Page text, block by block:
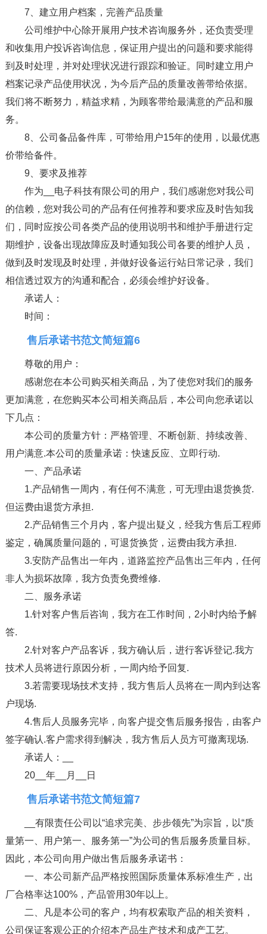
7、建立用户档案，完善产品质量
公司维护中心除开展用户技术咨询服务外，还负责受理
和收集用户投诉咨询信息，保证用户提出的问题和要求能得
到及时处理，并对处理状况进行跟踪和验证。同时建立用户
档案记录产品使用状况，为今后产品的质量改善带给依据。
我们将不断努力，精益求精，为顾客带给最满意的产品和服
务。
8、公司备品备件库，可带给用户15年的使用，以最优惠
价带给备件。
9、要求及推荐
作为__电子科技有限公司的用户，我们感谢您对我公司
的信赖，您对我公司的产品有任何推荐和要求应及时告知我
们，同时应按公司各类产品的使用说明书和维护手册进行定
期维护，设备出现故障应及时通知我公司各要的维护人员，
做到及时发现及时处理，并做好设备运行站日常记录，我们
相信透过双方的沟通和配合，必须会维护好设备。
承诺人：
时间：
售后承诺书范文简短篇6
尊敬的用户：
感谢您在本公司购买相关商品，为了使您对我们的服务
更加满意，在您购买本公司相关商品后，本公司向您承诺以
下几点：
本公司的质量方针：严格管理、不断创新、持续改善、
用户满意.本公司的质量承诺：快速反应、立即行动.
一、产品承诺
1.产品销售一周内，有任何不满意，可无理由退货换货.
但运费由退货方承担.
2.产品销售三个月内，客户提出疑义，经我方售后工程师
鉴定，确属质量问题的，可退货换货，运费由我方承担.
3.安防产品售出一年内，道路监控产品售出三年内，任何
非人为损坏故障，我方负责免费维修.
二、服务承诺
1.针对客户售后咨询，我方在工作时间，2小时内给予解
答.
2.针对客户产品客诉，我方确认后，进行客诉登记.我方
技术人员将进行原因分析，一周内给予回复.
3.若需要现场技术支持，我方售后人员将在一周内到达客
户现场.
4.售后人员服务完毕，向客户提交售后服务报告，由客户
签字确认.客户需求得到解决，我方售后人员方可撤离现场.
承诺人：__
20__年__月__日
售后承诺书范文简短篇7
__有限责任公司以“追求完美、步步领先”为宗旨，以“质
量第一、用户第一、服务第一”为公司的售后服务质量目标。
因此，本公司向用户做出售后服务承诺书：
一、本公司新产品严格按照国际质量体系标准生产，出
厂合格率达100%，产品管用30年以上。
二、凡是本公司的客户，均有权索取产品的相关资料，
公司保证客观公正的介绍本产品生产技术和成产工艺。